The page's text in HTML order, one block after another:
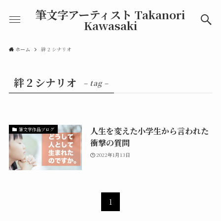
筆文字アーティスト Takanori
Kawasaki
ホーム 絆 2 シナリオ
絆 2 シナリオ – tag –
筆文字作品ブログ
人生を変えた小学生から言われた
衝撃の質問
2022年1月13日
1